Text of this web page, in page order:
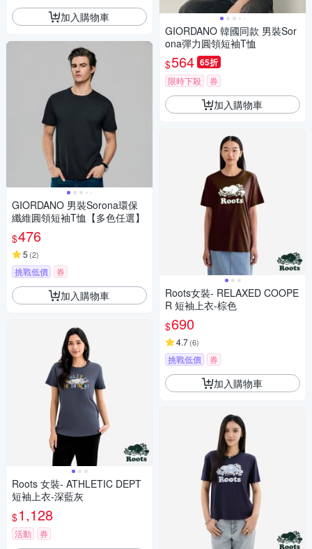
加入購物車
GIORDANO 男裝Sorona環保
纖維圓領短袖T恤【多色任選】
$476
5 (2)
挑戰低價 券
加入購物車
Roots 女裝- ATHLETIC DEPT
短袖上衣-深藍灰
$1,128
活動 券
GIORDANO 韓國同款 男裝Sor
ona彈力圓領短袖T恤
$564 65折
限時下殺 券
加入購物車
Roots女裝- RELAXED COOPE
R 短袖上衣-棕色
$690
4.7(6)
挑戰低價 券
加入購物車